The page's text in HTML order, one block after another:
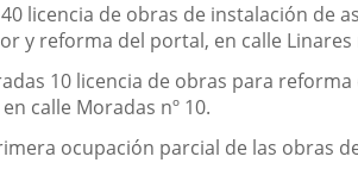
licencia de obras de instalación de
y reforma del portal, en calle Linares
10 licencia de obras para
calle Moradas nº 10.
ocupación parcial de las obras